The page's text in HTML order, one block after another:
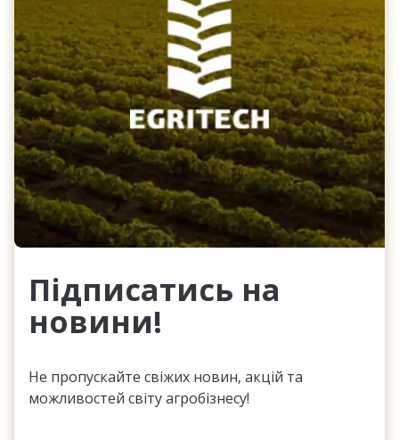
Підписатись на
новини!
Не пропускайте свіжих новин, акцій та
можливостей світу агробізнесу!